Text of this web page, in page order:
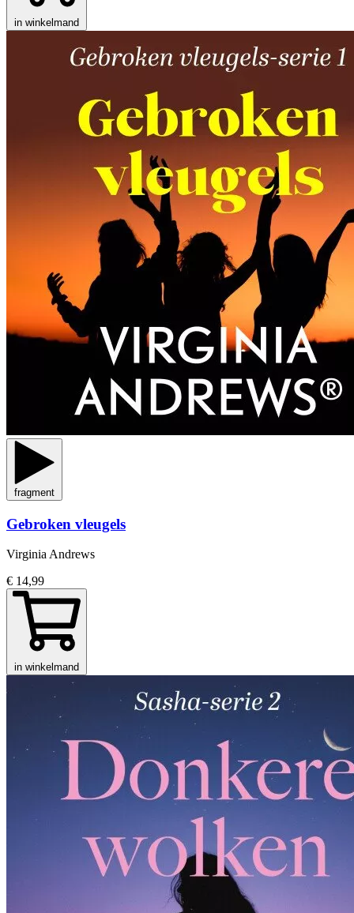
in winkelmand
fragment
Gebroken vleugels
Virginia Andrews
€ 14,99
in winkelmand